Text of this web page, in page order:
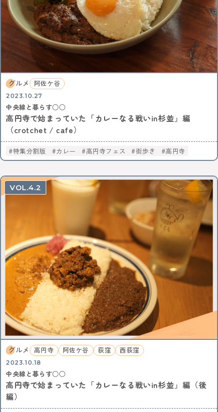
グルメ 阿佐ケ谷
2023.10.27
中央線と暮らす○○
高円寺で始まっていた「カレーなる戦いin杉並」編
（crotchet / cafe）
特集分割版 カレー 高円寺フェス 街歩き 高円寺
4.2
グルメ 高円寺 阿佐ケ谷 荻窪 西荻窪
2023.10.18
中央線と暮らす○○
高円寺で始まっていた「カレーなる戦いin杉並」編（後
編）